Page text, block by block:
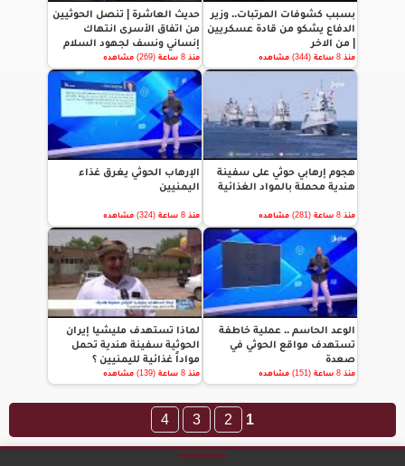
بسبب كشوفات المرتبات.. وزير
الدفاع يشكو من قادة عسكريين
| من الاخر
منذ 8 ساعة (344) مشاهده
حديث العاشرة | تنصل الحوثيين
من اتفاق الأسرى انتهاك
إنساني ونسف لجهود السلام
منذ 8 ساعة (269) مشاهده
هجوم إرهابي حوثي على سفينة
هندية محملة بالمواد الغذائية
منذ 8 ساعة (281) مشاهده
الإرهاب الحوثي يغرق غذاء
اليمنيين
منذ 8 ساعة (324) مشاهده
الوعد الحاسم .. عملية خاطفة
تستهدف مواقع الحوثي في
صعدة
منذ 8 ساعة (151) مشاهده
لماذا تستهدف مليشيا إيران
الحوثية سفينة هندية تحمل
مواداً غذائية لليمنيين ؟
منذ 8 ساعة (139) مشاهده
1
2
3
4